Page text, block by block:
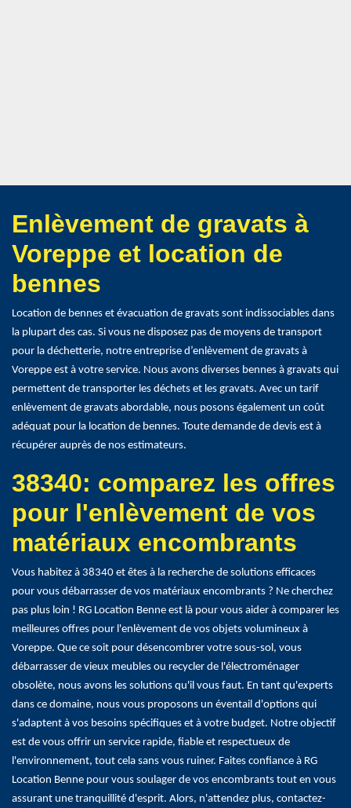
Enlèvement de gravats à
Voreppe et location de
bennes
Location de bennes et évacuation de gravats sont indissociables dans
la plupart des cas. Si vous ne disposez pas de moyens de transport
pour la déchetterie, notre entreprise d’enlèvement de gravats à
Voreppe est à votre service. Nous avons diverses bennes à gravats qui
permettent de transporter les déchets et les gravats. Avec un tarif
enlèvement de gravats abordable, nous posons également un coût
adéquat pour la location de bennes. Toute demande de devis est à
récupérer auprès de nos estimateurs.
38340: comparez les offres
pour l'enlèvement de vos
matériaux encombrants
Vous habitez à 38340 et êtes à la recherche de solutions efficaces
pour vous débarrasser de vos matériaux encombrants ? Ne cherchez
pas plus loin ! RG Location Benne est là pour vous aider à comparer les
meilleures offres pour l'enlèvement de vos objets volumineux à
Voreppe. Que ce soit pour désencombrer votre sous-sol, vous
débarrasser de vieux meubles ou recycler de l'électroménager
obsolète, nous avons les solutions qu'il vous faut. En tant qu'experts
dans ce domaine, nous vous proposons un éventail d'options qui
s'adaptent à vos besoins spécifiques et à votre budget. Notre objectif
est de vous offrir un service rapide, fiable et respectueux de
l'environnement, tout cela sans vous ruiner. Faites confiance à RG
Location Benne pour vous soulager de vos encombrants tout en vous
assurant une tranquillité d'esprit. Alors, n'attendez plus, contactez-